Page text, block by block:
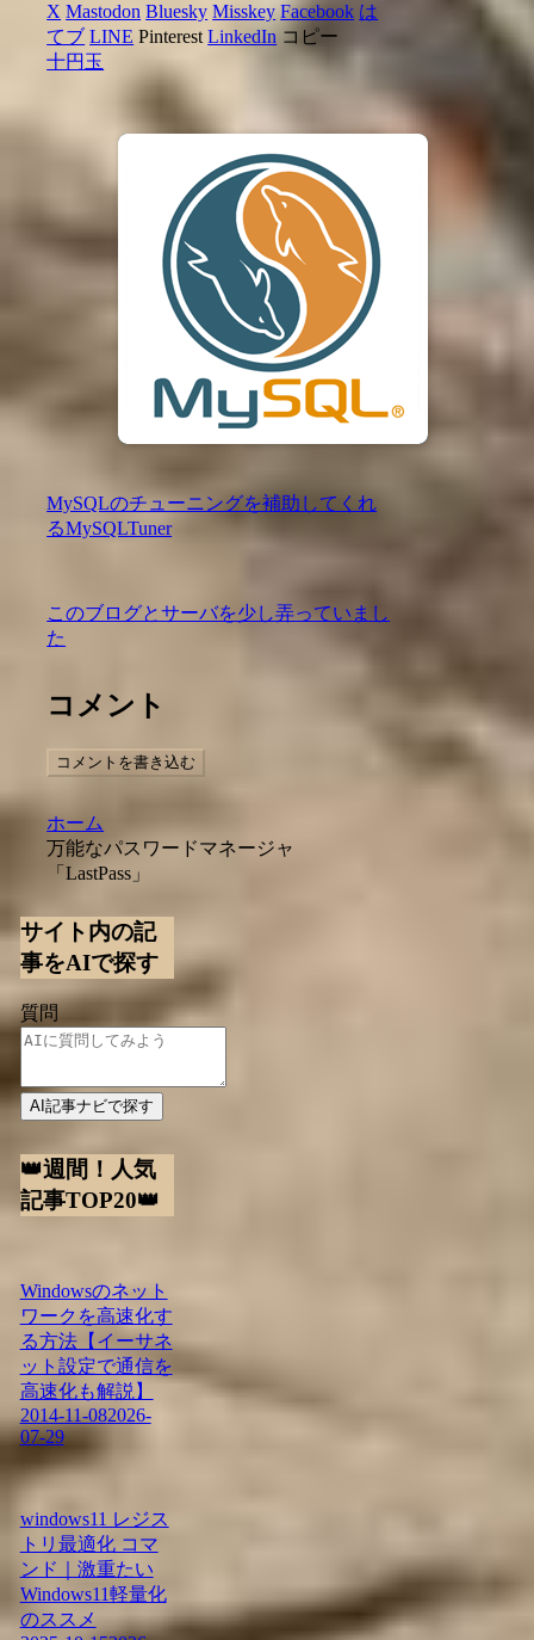
X Mastodon Bluesky Misskey Facebook は
てブ LINE Pinterest LinkedIn コピー
十円玉
MySQLのチューニングを補助してくれ
るMySQLTuner
このブログとサーバを少し弄っていまし
た
コメント
コメントを書き込む
ホーム
万能なパスワードマネージャ
「LastPass」
サイト内の記
事をAIで探す
質問
AI記事ナビで探す
👑週間！人気
記事TOP20👑
Windowsのネット
ワークを高速化す
る方法【イーサネ
ット設定で通信を
高速化も解説】
2014-11-082026-
07-29
windows11 レジス
トリ最適化 コマ
ンド｜激重たい
Windows11軽量化
のススメ